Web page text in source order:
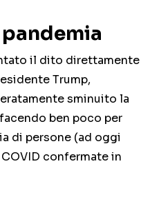
il dito direttamente
Trump,
sminuito la
ben poco per
di persone (ad oggi
confermate in